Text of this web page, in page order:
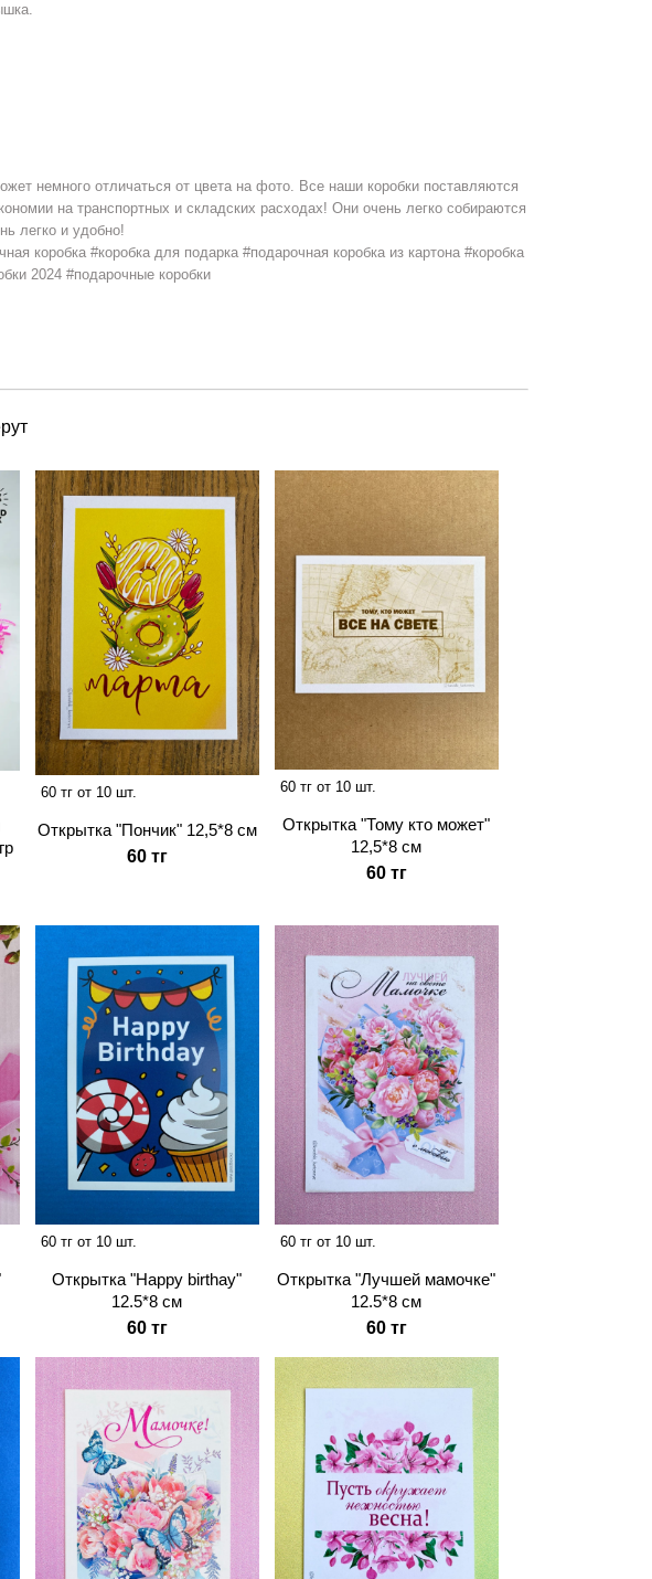
немного отличаться от цвета на фото. Все наши коробки поставляются
на транспортных и складских расходах! Они очень легко собираются
легко и удобно!
коробка #коробка для подарка #подарочная коробка из картона #коробка
2024 #подарочные коробки
60 тг от 10 шт.
Открытка "Пончик" 12,5*8 см
60 тг
60 тг от 10 шт.
Открытка "Тому кто может"
12,5*8 см
60 тг
60 тг от 10 шт.
Открытка "Happy birthay"
12.5*8 cм
60 тг
60 тг от 10 шт.
Открытка "Лучшей мамочке"
12.5*8 см
60 тг